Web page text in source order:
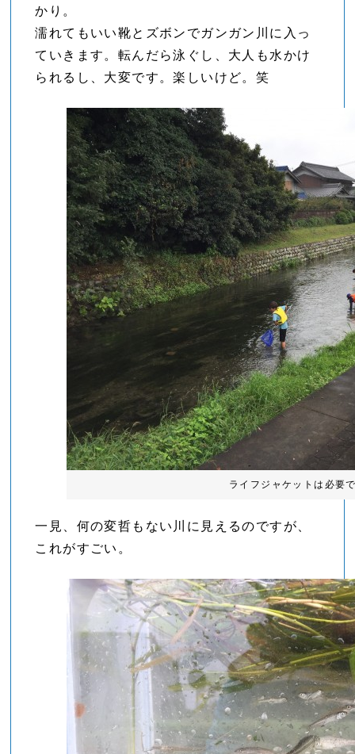
かり。
濡れてもいい靴とズボンでガンガン川に入っ
ていきます。転んだら泳ぐし、大人も水かけ
られるし、大変です。楽しいけど。笑
ライフジャケットは必要
一見、何の変哲もない川に見えるのですが、
これがすごい。